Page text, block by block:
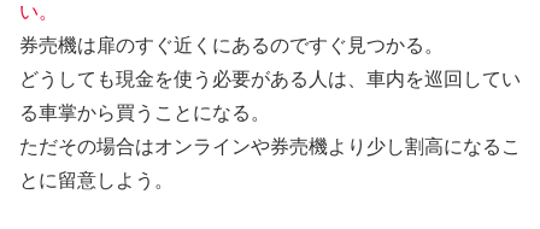
い。
券売機は扉のすぐ近くにあるのですぐ見つかる。
どうしても現金を使う必要がある人は、車内を巡回してい
る車掌から買うことになる。
ただその場合はオンラインや券売機より少し割高になるこ
とに留意しよう。